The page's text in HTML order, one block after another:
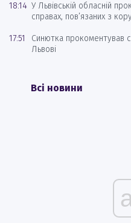
18:14 У Львівській обласній
справах, пов’язаних з
17:51
Синютка прокоментував
Львові
Всі новини